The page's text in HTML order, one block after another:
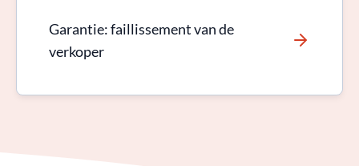
Garantie: faillissement van de
verkoper